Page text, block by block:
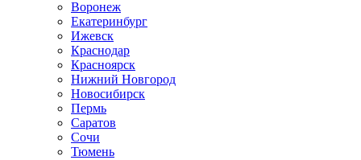
Воронеж
Екатеринбург
Ижевск
Краснодар
Красноярск
Нижний Новгород
Новосибирск
Пермь
Саратов
Сочи
Тюмень